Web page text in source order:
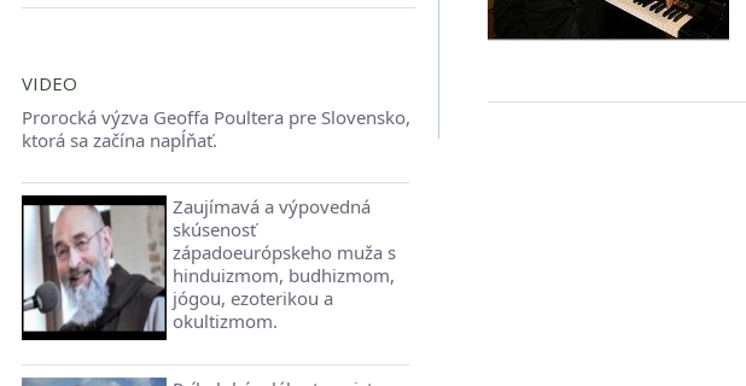
VIDEO
Prorocká výzva Geoffa Poultera pre Slovensko,
ktorá sa začína napĺňať.
Zaujímavá a výpovedná
skúsenosť
západoeurópskeho muža s
hinduizmom, budhizmom,
jógou, ezoterikou a
okultizmom.